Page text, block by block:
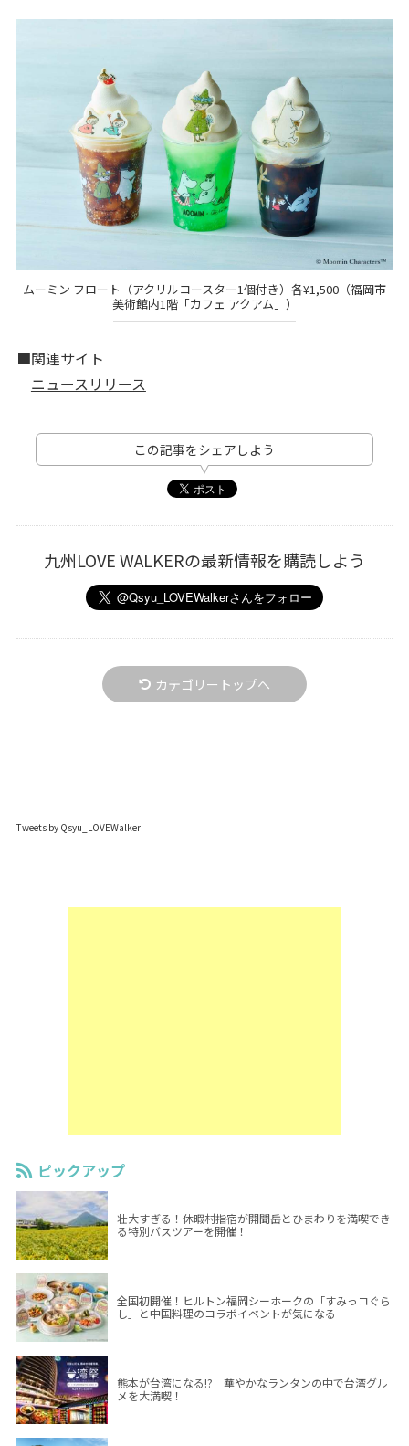
ムーミン フロート（アクリルコースター1個付き）各¥1,500（福岡市
美術館内1階「カフェ アクアム」）
■関連サイト
ニュースリリース
この記事をシェアしよう
九州LOVE WALKERの最新情報を購読しよう
カテゴリートップへ
Tweets by Qsyu_LOVEWalker
ピックアップ
壮大すぎる！休暇村指宿が開聞岳とひまわりを満喫でき
る特別バスツアーを開催！
全国初開催！ヒルトン福岡シーホークの「すみっコぐら
し」と中国料理のコラボイベントが気になる
熊本が台湾になる!? 華やかなランタンの中で台湾グル
メを大満喫！